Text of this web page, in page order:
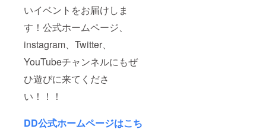
いイベントをお届けしま
す！公式ホームページ、
instagram、Twitter、
YouTubeチャンネルにもぜ
ひ遊びに来てくださ
い！！！
DD公式ホームページはこち